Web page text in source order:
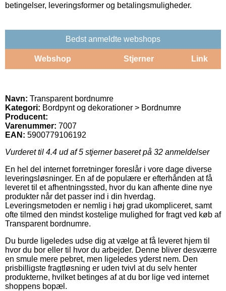
betingelser, leveringsformer og betalingsmuligheder.
Bedst anmeldte webshops
Webshop Stjerner Link
Navn: Transparent bordnumre
Kategori: Bordpynt og dekorationer > Bordnumre
Producent:
Varenummer: 7007
EAN: 5900779106192
Vurderet til 4.4 ud af 5 stjerner baseret på 32 anmeldelser
En hel del internet forretninger foreslår i vore dage diverse
leveringsløsninger. En af de populære er efterhånden at få
leveret til et afhentningssted, hvor du kan afhente dine nye
produkter når det passer ind i din hverdag.
Leveringsmetoden er nemlig i høj grad ukompliceret, samt
ofte tilmed den mindst kostelige mulighed for fragt ved køb af
Transparent bordnumre.
Du burde ligeledes udse dig at vælge at få leveret hjem til
hvor du bor eller til hvor du arbejder. Denne bliver desværre
en smule mere pebret, men ligeledes yderst nem. Den
prisbilligste fragtløsning er uden tvivl at du selv henter
produkterne, hvilket betinges af at du bor lige ved internet
shoppens bopæl.